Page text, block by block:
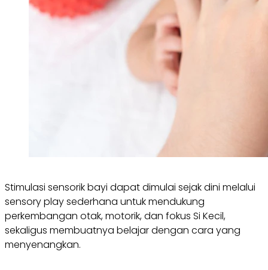
Stimulasi sensorik bayi dapat dimulai sejak dini melalui
sensory play sederhana untuk mendukung
perkembangan otak, motorik, dan fokus Si Kecil,
sekaligus membuatnya belajar dengan cara yang
menyenangkan.